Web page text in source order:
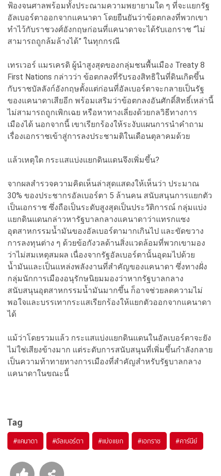
ฟ้องจนศาลพร้อมทั้งประณามความพยายามใด ๆ ที่จะแยกรัฐ
อัลเบอร์ตาออกจากแคนาดา โดยยืนยันว่าข้อตกลงที่พวกเขา
ทำไว้กับราชวงศ์อังกฤษก่อนที่แคนาดาจะได้รับเอกราช “ไม่
สามารถถูกล้มล้างได้” ในทุกกรณี
เทรเวอร์ แมรเครดิ ผู้นำสูงสุดของกลุ่มชนพื้นเมือง Treaty 8
First Nations กล่าวว่า ข้อตกลงที่รับรองสิทธิในที่ดินเกิดขึ้น
กับราชบัลลังก์อังกฤษตั้งแต่ก่อนที่อัลเบอร์ตาจะกลายเป็นรัฐ
ของแคนาดาเสียอีก พร้อมเสริมว่าข้อตกลงอันศักดิ์สิทธิ์เหล่านี้
ไม่สามารถถูกเพิกเฉย หรือหาทางเลี่ยงด้วยกลวิธีทางการ
เมืองได้ นอกจากนี้ เขาเรียกร้องให้ระงับแผนการนำคำถาม
เรื่องเอกราชเข้าสู่การลงประชามติในเดือนตุลาคมด้วย
แล้วเหตุใด กระแสแบ่งแยกดินแดนจึงเพิ่มขึ้น?
จากผลสำรวจความคิดเห็นล่าสุดแสดงให้เห็นว่า ประมาณ
30% ของประชากรอัลเบอร์ตา 5 ล้านคน สนับสนุนการแยกตัว
เป็นเอกราช ซึ่งถือเป็นระดับสูงสุดเป็นประวัติการณ์ กลุ่มแบ่ง
แยกดินแดนกล่าวหารัฐบาลกลางแคนาดาว่าแทรกแซง
อุตสาหกรรมน้ำมันของอัลเบอร์ตามากเกินไป และขัดขวาง
การลงทุนต่าง ๆ ด้วยข้อกังวลด้านสิ่งแวดล้อมที่พวกเขามอง
ว่าไม่สมเหตุสมผล เนื่องจากรัฐอัลเบอร์ตานั้นอุดมไปด้วย
น้ำมันและเป็นแหล่งพลังงานที่สำคัญของแคนาดา ซึ่งทางฝั่ง
กลุ่มนักการเมืองอนุรักษนิยมมองว่าหากรัฐบาลกลาง
สนับสนุนอุตสาหกรรมน้ำมันมากขึ้น ก็อาจช่วยลดความไม่
พอใจและบรรเทากระแสเรียกร้องให้แยกตัวออกจากแคนาดา
ได้
แม้ว่าโดยรวมแล้ว กระแสแบ่งแยกดินแดนในอัลเบอร์ตาจะยัง
ไม่ใช่เสียงข้างมาก แต่ระดับการสนับสนุนที่เพิ่มขึ้นกำลังกลาย
เป็นความท้าทายทางการเมืองที่สำคัญสำหรับรัฐบาลกลาง
แคนาดาในขณะนี้
Tag
#แคนาดา #อัลเบอร์ตา #แบ่งแยก #เอกราช #คาร์นีย์